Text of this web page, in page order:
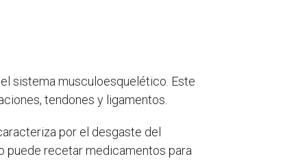
sistema musculoesquelético. Este
tendones y ligamentos.
por el desgaste del
puede recetar medicamentos para